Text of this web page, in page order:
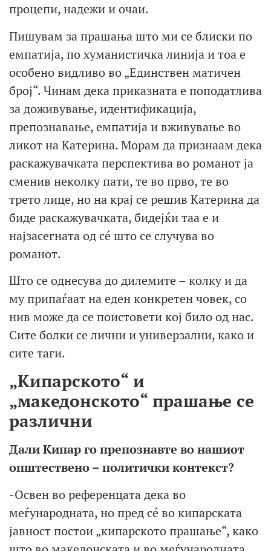
процепи, надежи и очаи.
Пишувам за прашања што ми се блиски по
емпатија, по хуманистичка линија и тоа е
особено видливо во „Единствен матичен
број“. Чинам дека приказната е поподатлива
за доживување, идентификација,
препознавање, емпатија и вживување во
ликот на Катерина. Морам да признаам дека
раскажувачката перспектива во романот ја
сменив неколку пати, те во прво, те во
трето лице, но на крај се решив Катерина да
биде раскажувачката, бидејќи таа е и
најзасегната од сé што се случува во
романот.
Што се однесува до дилемите – колку и да
му припаѓаат на еден конкретен човек, со
нив може да се поистовети кој било од нас.
Сите болки се лични и универзални, како и
сите таги.
„Кипарското“ и
„македонското“ прашање се
различни
Дали Кипар го препознавте во нашиот
општествено – политички контекст?
-Освен во референцата дека во
меѓународната, но пред сé во кипарската
јавност постои „кипарското прашање“, како